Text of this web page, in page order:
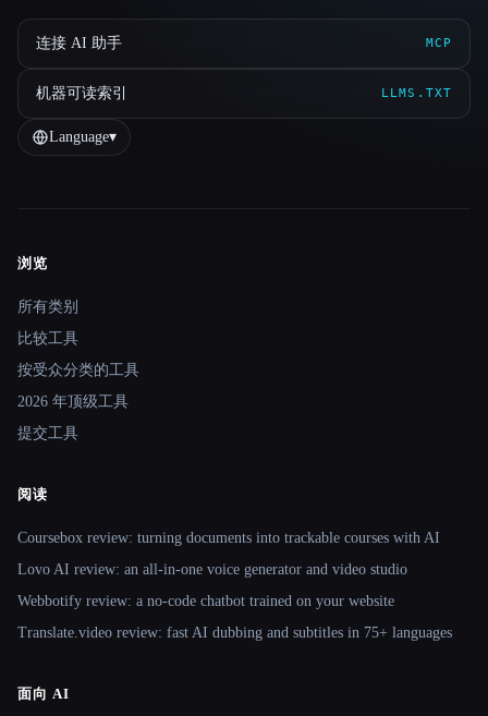
连接 AI 助手 MCP
机器可读索引 LLMS.TXT
Language▾
Site navigation
浏览
所有类别
比较工具
按受众分类的工具
2026 年顶级工具
提交工具
阅读
Coursebox review: turning documents into trackable courses with AI
Lovo AI review: an all-in-one voice generator and video studio
Webbotify review: a no-code chatbot trained on your website
Translate.video review: fast AI dubbing and subtitles in 75+ languages
面向 AI